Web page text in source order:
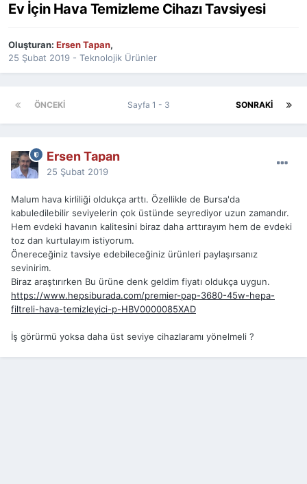
Ev İçin Hava Temizleme Cihazı Tavsiyesi
Oluşturan: Ersen Tapan,
25 Şubat 2019 - Teknolojik Ürünler
ÖNCEKI SONRAKI
Sayfa 1 - 3
Ersen Tapan
25 Şubat 2019
Malum hava kirliliği oldukça arttı. Özellikle de Bursa'da
kabuledilebilir seviyelerin çok üstünde seyrediyor uzun zamandır.
Hem evdeki havanın kalitesini biraz daha arttırayım hem de evdeki
toz dan kurtulayım istiyorum.
Önereceğiniz tavsiye edebileceğiniz ürünleri paylaşırsanız
sevinirim.
Biraz araştırırken Bu ürüne denk geldim fiyatı oldukça uygun.
https://www.hepsiburada.com/premier-pap-3680-45w-hepa-
filtreli-hava-temizleyici-p-HBV0000085XAD
İş görürmü yoksa daha üst seviye cihazlaramı yönelmeli ?